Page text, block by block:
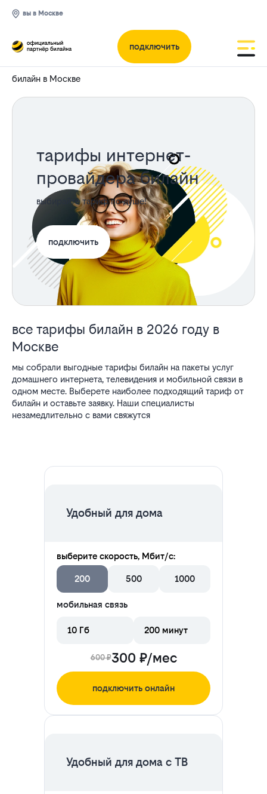
вы в Москве
подключить
билайн в Москве
тарифы интернет-
провайдера билайн
выбирайте тариф по душе!
подключить
все тарифы билайн в 2026 году в
Москве
мы собрали выгодные тарифы билайн на пакеты услуг
домашнего интернета, телевидения и мобильной связи в
одном месте. Выберете наиболее подходящий тариф от
билайн и оставьте заявку. Наши специалисты
незамедлительно с вами свяжутся
Удобный для дома
выберите скорость, Мбит/с:
200 500 1000
мобильная связь
10 Гб 200 минут
600 ₽300 ₽/мес
подключить онлайн
Удобный для дома с ТВ